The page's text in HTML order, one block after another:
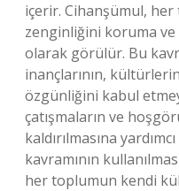
içerir. Cihanşümul,
zenginliğini koruma ve
olarak görülür. Bu
inançlarının,
özgünliğini kabul
çatışmaların ve
kaldırılmasına
kavramının
her toplumun kendi